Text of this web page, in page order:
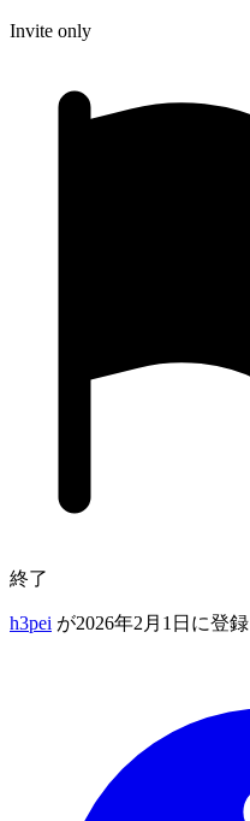
Invite only
終了
h3pei が2026年2月1日に登録